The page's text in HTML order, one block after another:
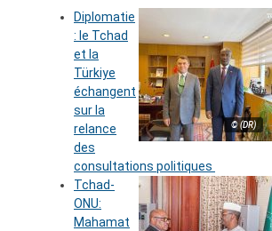
© (DR)
Diplomatie
: le Tchad
et la
Türkiye
échangent
sur la
relance
des
consultations politiques
Tchad-
ONU:
Mahamat